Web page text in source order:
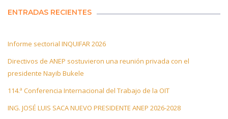
ENTRADAS RECIENTES
Informe sectorial INQUIFAR 2026
Directivos de ANEP sostuvieron una reunión privada con el
presidente Nayib Bukele
114.ª Conferencia Internacional del Trabajo de la OIT
ING. JOSÉ LUIS SACA NUEVO PRESIDENTE ANEP 2026-2028